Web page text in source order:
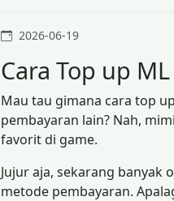
2026-06-19
Cara Top up
Mau tau gimana cara top
pembayaran lain? Nah,
favorit di game.
Jujur aja, sekarang
metode pembayaran.